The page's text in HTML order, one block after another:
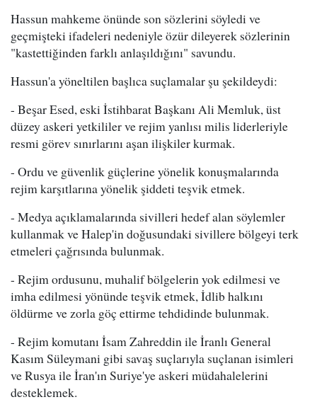
Hassun mahkeme önünde son sözlerini söyledi ve
geçmişteki ifadeleri nedeniyle özür dileyerek sözlerinin
"kastettiğinden farklı anlaşıldığını" savundu.
Hassun'a yöneltilen başlıca suçlamalar şu şekildeydi:
- Beşar Esed, eski İstihbarat Başkanı Ali Memluk, üst
düzey askeri yetkililer ve rejim yanlısı milis liderleriyle
resmi görev sınırlarını aşan ilişkiler kurmak.
- Ordu ve güvenlik güçlerine yönelik konuşmalarında
rejim karşıtlarına yönelik şiddeti teşvik etmek.
- Medya açıklamalarında sivilleri hedef alan söylemler
kullanmak ve Halep'in doğusundaki sivillere bölgeyi terk
etmeleri çağrısında bulunmak.
- Rejim ordusunu, muhalif bölgelerin yok edilmesi ve
imha edilmesi yönünde teşvik etmek, İdlib halkını
öldürme ve zorla göç ettirme tehdidinde bulunmak.
- Rejim komutanı İsam Zahreddin ile İranlı General
Kasım Süleymani gibi savaş suçlarıyla suçlanan isimleri
ve Rusya ile İran'ın Suriye'ye askeri müdahalelerini
desteklemek.